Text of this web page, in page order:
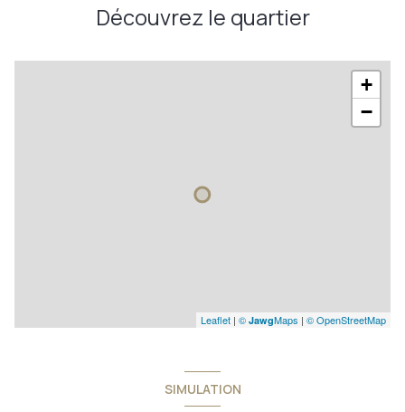
Découvrez le quartier
+
−
Leaflet | © JawgMaps | © OpenStreetMap
SIMULATION